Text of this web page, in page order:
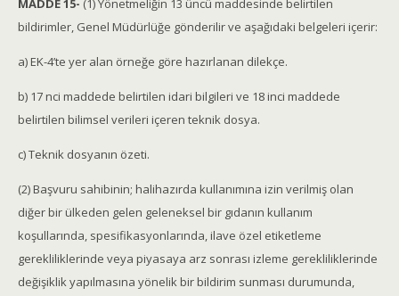
MADDE 15- (1) Yönetmeliğin 13 üncü maddesinde belirtilen
bildirimler, Genel Müdürlüğe gönderilir ve aşağıdaki belgeleri içerir:
a) EK-4’te yer alan örneğe göre hazırlanan dilekçe.
b) 17 nci maddede belirtilen idari bilgileri ve 18 inci maddede
belirtilen bilimsel verileri içeren teknik dosya.
c) Teknik dosyanın özeti.
(2) Başvuru sahibinin; halihazırda kullanımına izin verilmiş olan
diğer bir ülkeden gelen geleneksel bir gıdanın kullanım
koşullarında, spesifikasyonlarında, ilave özel etiketleme
gerekliliklerinde veya piyasaya arz sonrası izleme gerekliliklerinde
değişiklik yapılmasına yönelik bir bildirim sunması durumunda,